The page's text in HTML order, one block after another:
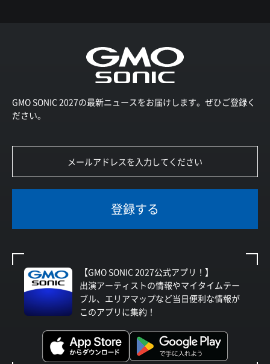
GMO SONIC 2027の最新ニュースをお届けします。ぜひご登録く
ださい。
登録する
【GMO SONIC 2027公式アプリ！】
出演アーティストの情報やマイタイムテー
ブル、エリアマップなど当日便利な情報が
このアプリに集約！